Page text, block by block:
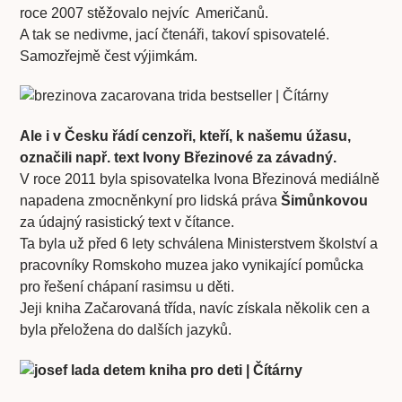
roce 2007 stěžovalo nejvíc Američanů.
A tak se nedivme, jací čtenáři, takoví spisovatelé.
Samozřejmě čest výjimkám.
Ale i v Česku řádí cenzoři, kteří, k našemu úžasu,
označili např. text Ivony Březinové za závadný.
V roce 2011 byla spisovatelka Ivona Březinová mediálně
napadena zmocněnkyní pro lidská právaŠimůnkovou
za údajný rasistický text v čítance.
Ta byla už před 6 lety schválena Ministerstvem školství a
pracovníky Romskoho muzea jako vynikající pomůcka
pro řešení chápaní rasimsu u děti.
Jeji kniha Začarovaná třída, navíc získala několik cen a
byla přeložena do dalších jazyků.